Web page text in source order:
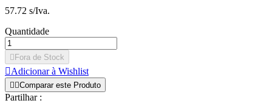
57.72 s/Iva.
Quantidade
 Fora de Stock
Adicionar à Wishlist
 Comparar este Produto
Partilhar :